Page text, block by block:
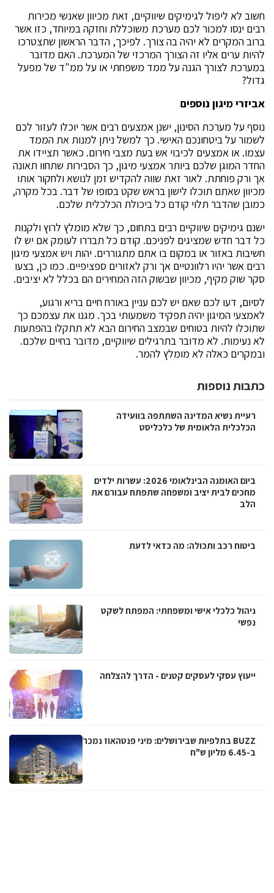
חשוב לא ליפול לגימיקים שיווקיים, זאת מכיוון שאנשי מכירות
רבים ינסו למכור לכם מערכת משוכללת וחזקה במיוחד, כזו אשר
ברוב המקרים לא יהיה בה צורך. לפיכך, הדבר הראשון שתצטרכו
להיות ערים אליו זה הצורך המרכזי של המערכת. האם מדובר
במערכת לצורך הגנה על ממד משפחתי או על ממ"ד של מפעל
גדול?
אביזרי מיגון נוספים
נוסף על מערכת הסינון, ישנן אמצעים רבים אשר יוכלו לעזור לכם
לשמור על ביטחונכם האישי. כך למשל ניתן למנות את הממד
עצמו. או אמצעים לכיבוי אש בעת מצבי חירום. כאשר תציידו את
החדר המוגן שלכם ביותר אמצעי מיגון, כך הסבירות שתחוו תאונה
אך ורק פוחתת. לאור זאת שווה להקדיש זמן לנושא ולחקור אותו
מכיוון שאתם תוכלו לישון בראש שקט בסופו של דבר. בכל מקרה,
כמובן שהדבר תלוי קודם כל ביכולת הכלכלית שלכם.
ישנם גימיקים שיווקיים רבים בתחום, כך שלא מומלץ לרוץ ולקנות
כל דבר חדש שמציגים לפניכם. קודם כל תבררו לעומק אם יש לו
חשיבות באזור או במקום בו אתם מתגוררים. יהות ויש אמצעי מיגון
רבים אשר יהיו רלוונטיים אך ורק לאזורים ספציפיים. כמו כן, בצעו
סקר שוק מקיף, מכיוון שבשוק הזה המחירים הם בכלל לא יציבים.
לסיום, דעו לכם שאם יש לכם עניין באורח חיים בריא ורגוע,
לאמצעי המיגון יהיה תפקיד משמעותי בכך. מגנו את עצמכם כך
שתוכלו להיות בטוחים שבמצב החירום הבא לא תתקלו בהפתעות
לא נעימות. לא מדובר בתרגילים שיווקיים, מדובר בחיים שלכם.
ובמקרים כאלה לא מומלץ להמר.
כתבות נוספות
רעיית נשיא המדינה השתתפה בוועידה
הכלכלית הלאומית של כלכליסט
ביום האומנה הבינלאומי 2026: עשרות ילדים
מחכים לבית יציב ומשפחה שתפתח עבורם את
הלב
ביטוח רכב ותכולה: מה כדאי לדעת
ניהול כלכלי אישי ומשפחתי: המפתח לשקט
נפשי
ייעוץ עסקי לעסקים קטנים - הדרך להצלחה
BUZZ בתלפיות שבירושלים: מיני פנטהאוז נמכר
ב-6.45 מליון ש"ח